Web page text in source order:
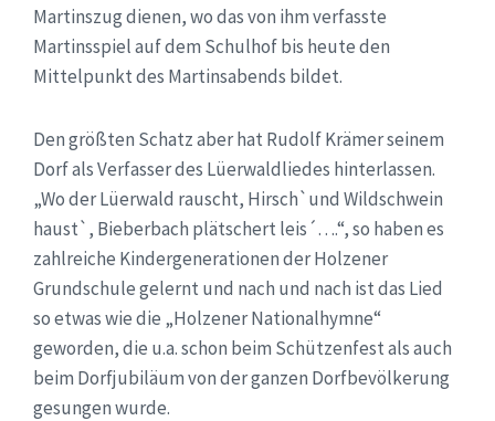
Martinszug dienen, wo das von ihm verfasste
Martinsspiel auf dem Schulhof bis heute den
Mittelpunkt des Martinsabends bildet.
Den größten Schatz aber hat Rudolf Krämer seinem
Dorf als Verfasser des Lüerwaldliedes hinterlassen.
„Wo der Lüerwald rauscht, Hirsch`und Wildschwein
haust`, Bieberbach plätschert leis´….“, so haben es
zahlreiche Kindergenerationen der Holzener
Grundschule gelernt und nach und nach ist das Lied
so etwas wie die „Holzener Nationalhymne“
geworden, die u.a. schon beim Schützenfest als auch
beim Dorfjubiläum von der ganzen Dorfbevölkerung
gesungen wurde.